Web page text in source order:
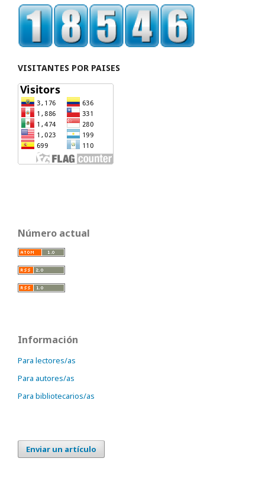
VISITANTES POR PAISES
Número actual
Información
Para lectores/as
Para autores/as
Para bibliotecarios/as
Enviar un artículo